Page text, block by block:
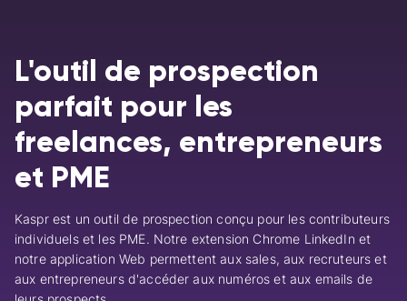
L'outil de prospection
parfait pour les
freelances, entrepreneurs
et PME
Kaspr est un outil de prospection conçu pour les contributeurs
individuels et les PME. Notre extension Chrome LinkedIn et
notre application Web permettent aux sales, aux recruteurs et
aux entrepreneurs d'accéder aux numéros et aux emails de